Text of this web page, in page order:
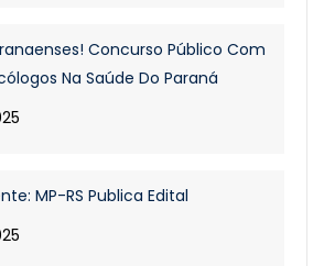
Concurso Público Com
Na Saúde Do Paraná
MP-RS Publica Edital